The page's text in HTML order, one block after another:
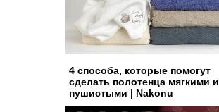
4 способа, которые помогут
сделать полотенца мягкими и
пушистыми | Nakonu